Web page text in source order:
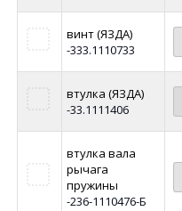
винт (ЯЗДА)
-333.1110733
втулка (ЯЗДА)
-33.1111406
втулка вала
рычага
пружины
-236-1110476-Б